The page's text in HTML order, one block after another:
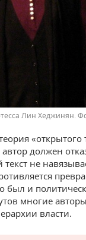
Лин Хеджинян.
«открытого
автор должен
не
был и
многие
власти.